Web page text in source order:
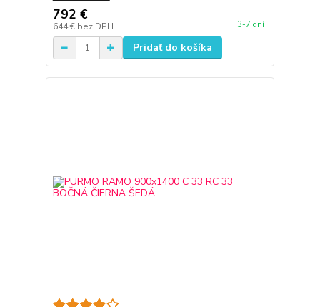
792 €
644 € bez DPH 3-7 dní
Pridať do košíka